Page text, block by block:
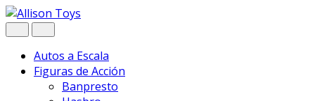
Navegar
Ir
al
Autos a Escala
Figuras de Acción
Banpresto